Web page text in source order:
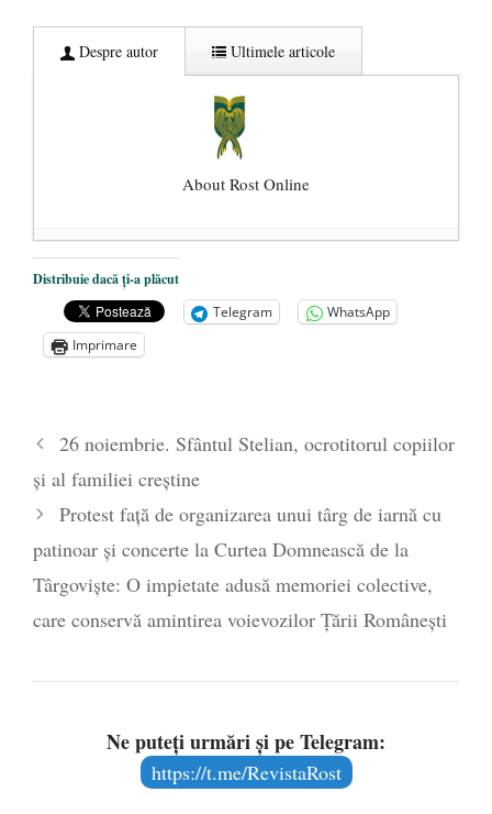
Despre autor Ultimele articole
About Rost Online
Dezvăluiri cutremurătoare despre
președintele Ucrainei, Volodymyr
Zelensky
- 13 mai 2026
Statul care servește Națiunea
poetului Octavian Goga, înlăturat din Iași
- 16 aprilie 2026
Distribuie dacă ți-a plăcut
Telegram
WhatsApp
Imprimare
26 noiembrie. Sfântul Stelian, ocrotitorul copiilor
și al familiei creștine
Protest față de organizarea unui târg de iarnă cu
patinoar și concerte la Curtea Domnească de la
Târgoviște: O impietate adusă memoriei colective,
care conservă amintirea voievozilor Țării Românești
Ne puteți urmări și pe Telegram:
https://t.me/RevistaRost